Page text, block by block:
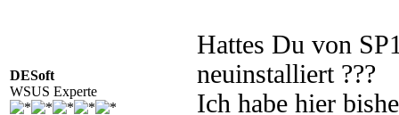
DESoft
WSUS Experte
Hattes Du von
neuinstalliert ???
Ich habe hier